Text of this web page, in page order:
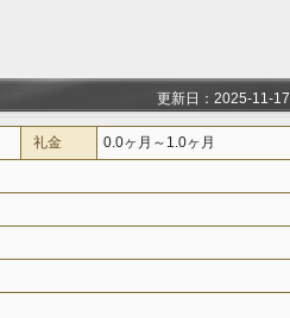
更新日：2025-11-17
礼金
0.0ヶ月～1.0ヶ月